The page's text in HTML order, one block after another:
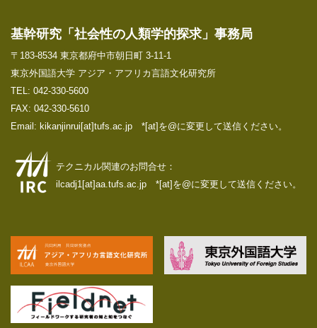
基幹研究「社会性の人類学的探求」事務局
〒183-8534 東京都府中市朝日町 3-11-1
東京外国語大学 アジア・アフリカ言語文化研究所
TEL: 042-330-5600
FAX: 042-330-5610
Email: kikanjinrui[at]tufs.ac.jp *[at]を@に変更して送信ください。
テクニカル関連のお問合せ：
ilcadj1[at]aa.tufs.ac.jp *[at]を@に変更して送信ください。